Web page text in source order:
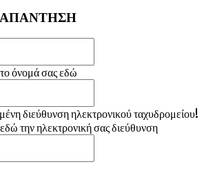
όνομά σας εδώ
διεύθυνση ηλεκτρονικού ταχυδρομείου!
την ηλεκτρονική σας διεύθυνση